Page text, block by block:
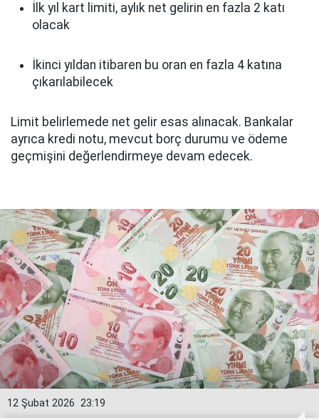
İlk yıl kart limiti, aylık net gelirin en fazla 2 katı
olacak
İkinci yıldan itibaren bu oran en fazla 4 katına
çıkarılabilecek
Limit belirlemede net gelir esas alınacak. Bankalar
ayrıca kredi notu, mevcut borç durumu ve ödeme
geçmişini değerlendirmeye devam edecek.
23:19
12 Şubat 2026